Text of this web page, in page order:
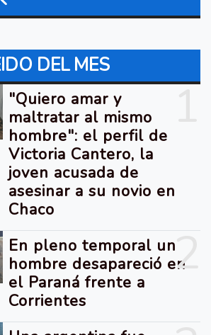
DEL MES
"Quiero amar y
maltratar al mismo
hombre": el perfil de
Victoria Cantero, la
joven acusada de
asesinar a su novio en
Chaco
2
En pleno temporal un
hombre desapareció en
el Paraná frente a
Corrientes